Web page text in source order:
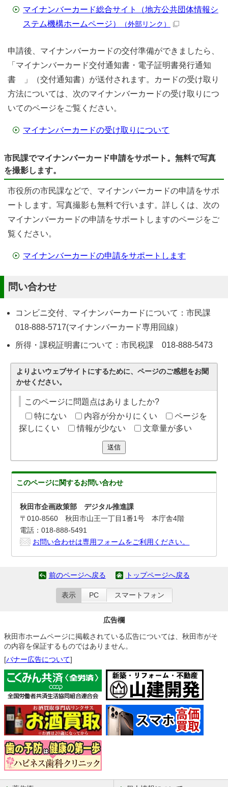
マイナンバーカード総合サイト（地方公共団体情報シ
ステム機構ホームページ）
（外部リンク）
申請後、マイナンバーカードの交付準備ができましたら、
「マイナンバーカード交付通知書・電子証明書発行通知
書 」（交付通知書）が送付されます。カードの受け取り
方法については、次のマイナンバーカードの受け取りにつ
いてのページをご覧ください。
マイナンバーカードの受け取りについて
市民課でマイナンバーカード申請をサポート。無料で写真
を撮影します。
市役所の市民課などで、マイナンバーカードの申請をサポ
ートします。写真撮影も無料で行います。詳しくは、次の
マイナンバーカードの申請をサポートしますのページをご
覧ください。
マイナンバーカードの申請をサポートします
問い合わせ
コンビニ交付、マイナンバーカードについて：市民課
018-888-5717(マイナンバーカード専用回線）
所得・課税証明書について：市民税課 018-888-5473
よりよいウェブサイトにするために、ページのご感想をお聞
かせください。
このページに問題点はありましたか?
特にない
内容が分かりにくい
ページを
探しにくい
情報が少ない 文章量が多い
送信
このページに関するお問い合わせ
秋田市企画政策部 デジタル推進課
〒010-8560 秋田市山王一丁目1番1号 本庁舎4階
電話：018-888-5491
お問い合わせは専用フォームをご利用ください。
前のページへ戻る トップページへ戻る
表示 PC スマートフォン
広告欄
秋田市ホームページに掲載されている広告については、秋田市がそ
の内容を保証するものではありません。
[バナー広告について]